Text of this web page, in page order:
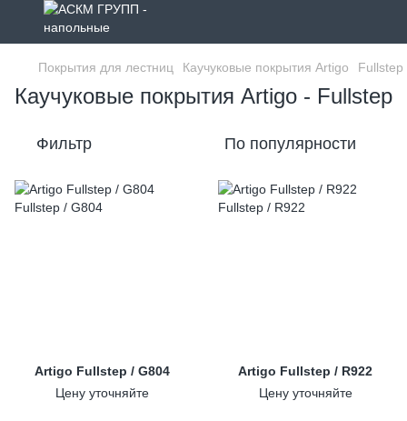
Покрытия для лестниц Каучуковые покрытия Artigo Fullstep
Каучуковые покрытия Artigo - Fullstep
Фильтр По популярности
Artigo Fullstep / G804
Цену уточняйте
Artigo Fullstep / R922
Цену уточняйте